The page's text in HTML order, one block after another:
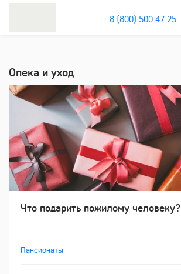
8 (800) 500 47 25
Опека и уход
Что подарить пожилому человеку?
Пансионаты